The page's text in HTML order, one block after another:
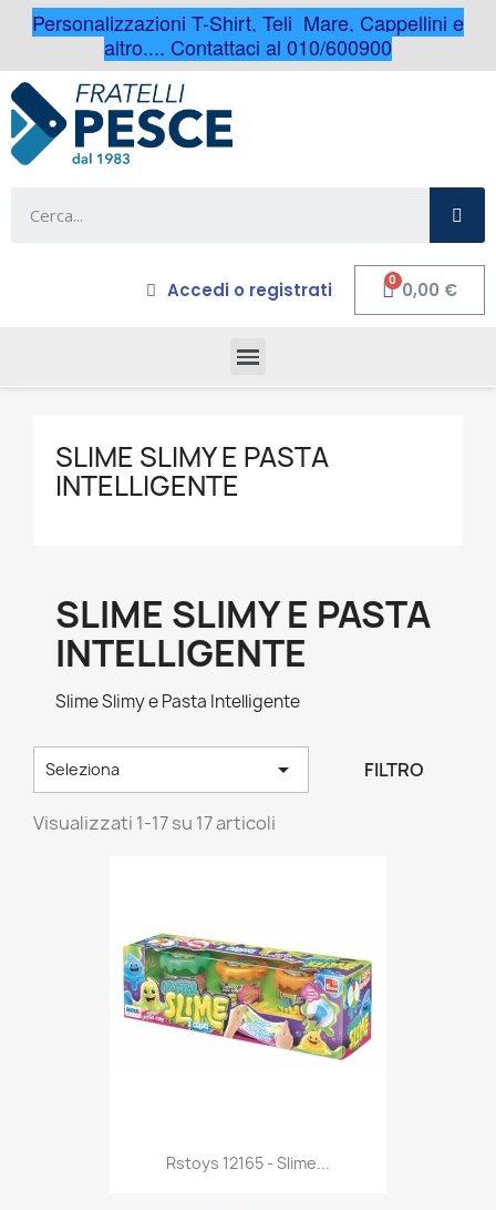
Personalizzazioni T-Shirt, Teli Mare, Cappellini e
altro.... Contattaci al 010/600900
Accedi o registrati 0,00 €
SLIME SLIMY E PASTA
INTELLIGENTE
SLIME SLIMY E PASTA
INTELLIGENTE
Slime Slimy e Pasta Intelligente
Seleziona  FILTRO
Visualizzati 1-17 su 17 articoli
Anteprima
Rstoys 12165 - Slime...